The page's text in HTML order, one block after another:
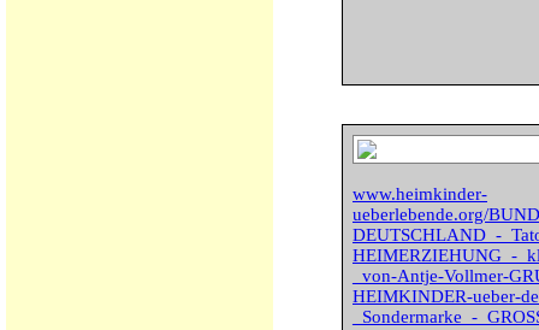
www.heimkinder-
ueberlebende.org/
DEUTSCHLAND_-
HEIMERZIEHUNG_-
_von-Antje-Vollmer-
HEIMKINDER-ueber-
_Sondermarke_-